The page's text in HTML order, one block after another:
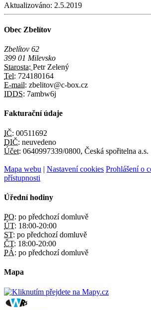
Aktualizováno: 2.5.2019
Obec Zbelítov
Zbelítov 62
399 01 Milevsko
Starosta: Petr Zelený
Tel: 724180164
E-mail: zbelitov@c-box.cz
IDDS: 7ambw6j
Fakturační údaje
IČ: 00511692
DIČ: neuvedeno
Účet: 0640997339/0800, Česká spořitelna a.s.
Mapa webu | Nastavení cookies Prohlášení o
přístupnosti
Úřední hodiny
PO: po předchozí domluvě
ÚT: 18:00-20:00
ST: po předchozí domluvě
ČT: 18:00-20:00
PÁ: po předchozí domluvě
Mapa